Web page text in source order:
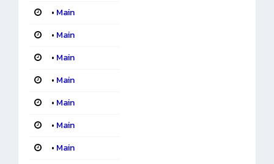
• Main
• Main
• Main
• Main
• Main
• Main
• Main